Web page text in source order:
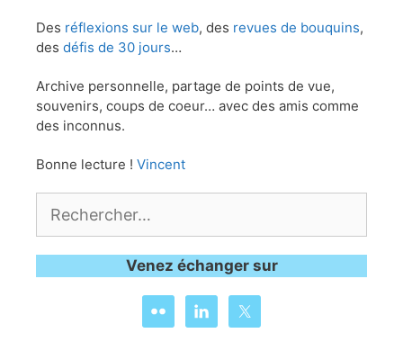
Des réflexions sur le web, des revues de bouquins,
des défis de 30 jours…
Archive personnelle, partage de points de vue,
souvenirs, coups de coeur… avec des amis comme
des inconnus.
Bonne lecture ! Vincent
Venez échanger sur